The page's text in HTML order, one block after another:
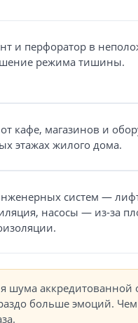
и перфоратор в
режима тишины.
кафе, магазинов и
этажах жилого дома.
систем —
насосы — из-за
шума аккредитованной
больше эмоций.